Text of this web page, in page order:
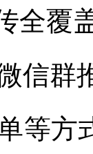
全覆
信群
等方